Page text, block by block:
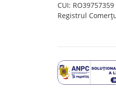
CUI: RO39757359
Registrul